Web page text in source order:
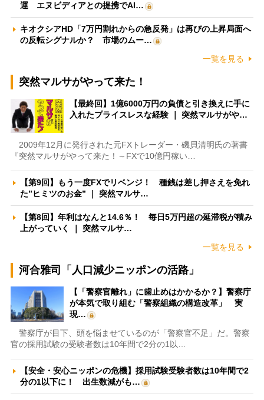
運 エヌビディアとの提携でAI…
キオクシアHD「7万円割れからの急反発」は再びの上昇局面へ
の反転シグナルか？ 市場のムー…
一覧を見る
突然マルサがやって来た！
【最終回】1億6000万円の負債と引き換えに手に
入れたプライスレスな経験 ｜ 突然マルサがや…
2009年12月に発行された元FXトレーダー・磯貝清明氏の著書
『突然マルサがやって来た！～FXで10億円稼い…
【第9回】もう一度FXでリベンジ！ 種銭は差し押さえを免れ
た”ヒミツのお金” ｜ 突然マルサ…
【第8回】年利はなんと14.6％！ 毎日5万円超の延滞税が積み
上がっていく ｜ 突然マルサ…
一覧を見る
河合雅司「人口減少ニッポンの活路」
【「警察官離れ」に歯止めはかかるか？】警察庁
が本気で取り組む「警察組織の構造改革」 実
現…
警察庁が目下、頭を悩ませているのが「警察官不足」だ。警察
官の採用試験の受験者数は10年間で2分の1以…
【安全・安心ニッポンの危機】採用試験受験者数は10年間で2
分の1以下に！ 出生数減がも…